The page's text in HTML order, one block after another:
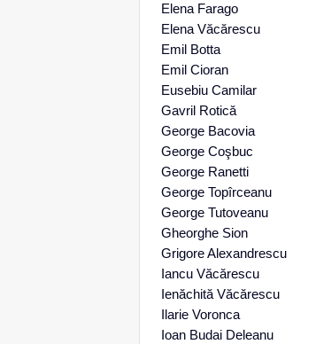
Elena Farago
Elena Văcărescu
Emil Botta
Emil Cioran
Eusebiu Camilar
Gavril Rotică
George Bacovia
George Coşbuc
George Ranetti
George Topîrceanu
George Tutoveanu
Gheorghe Sion
Grigore Alexandrescu
Iancu Văcărescu
Ienăchită Văcărescu
Ilarie Voronca
Ioan Budai Deleanu